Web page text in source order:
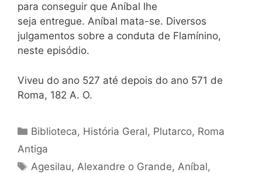
para conseguir que Aníbal lhe
seja entregue. Aníbal mata-se. Diversos
julgamentos sobre a conduta de Flamínino,
neste episódio.
Viveu do ano 527 até depois do ano 571 de
Roma, 182 A. O.
Categorias
Biblioteca, História Geral, Plutarco, Roma
Antiga
Tags
Agesilau, Alexandre o Grande, Aníbal,